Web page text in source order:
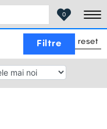
0
Filtre reset